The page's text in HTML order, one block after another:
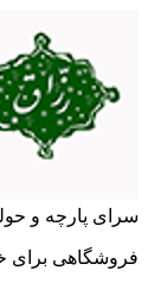
سرای پارچه و
فروشگاهی برای